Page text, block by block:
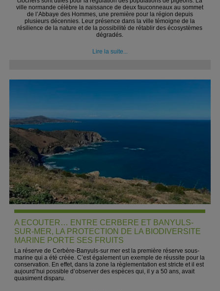
ville normande célèbre la naissance de deux fauconneaux au sommet
de l’Abbaye des Hommes, une première pour la région depuis
plusieurs décennies. Leur présence dans la ville témoigne de la
résilience de la nature et de la possibilité de rétablir des écosystèmes
dégradés.
Lire la suite...
A ECOUTER… ENTRE CERBERE ET BANYULS-
SUR-MER, LA PROTECTION DE LA BIODIVERSITE
MARINE PORTE SES FRUITS
La réserve de Cerbère-Banyuls-sur mer est la première réserve sous-
marine qui a été créée. C’est également un exemple de réussite pour la
conservation. En effet, dans la zone la règlementation est stricte et il est
aujourd’hui possible d’observer des espèces qui, il y a 50 ans, avait
quasiment disparu.